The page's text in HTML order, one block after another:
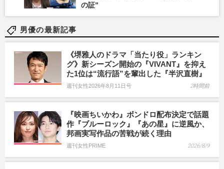
の証”
男優の最新記事
《堺雅人のドラマ「当たり役」ランキン
グ》新シーズン開始の『VIVANT』を抑え
た1位は“流行語”を輩出した『半沢直樹』
週刊女性2026年8月11日号 2時間前
『映画ちいかわ』ボンドロ配布決定で話題
作『ブルーロック』『あの星』に逆風か、
邦画実写作品の苦戦が続く理由
週刊女性PRIME 2026/8/9